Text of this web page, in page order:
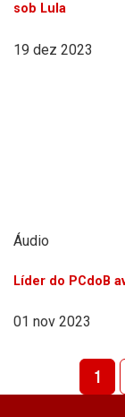
sob Lula
19 dez 2023
Áudio
Líder do PCdoB
01 nov 2023
1